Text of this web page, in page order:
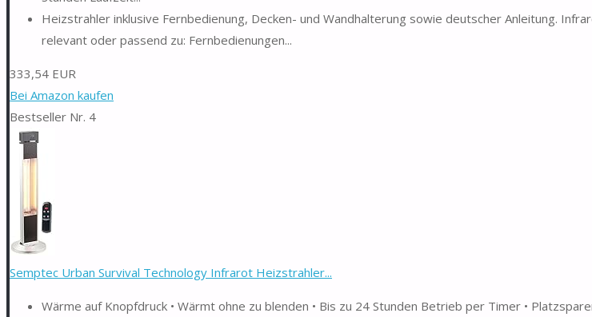
Heizstrahler inklusive Fernbedienung, Decken- und Wandhalterung sowie deutscher Anleitung.
relevant oder passend zu: Fernbedienungen...
333,54 EUR
Bei Amazon kaufen
Bestseller Nr. 4
Semptec Urban Survival Technology Infrarot Heizstrahler...
Wärme auf Knopfdruck • Wärmt ohne zu blenden • Bis zu 24 Stunden Betrieb per Timer •